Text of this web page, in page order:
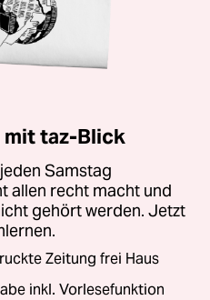
mit taz-Blick
Samstag
allen recht macht und
gehört werden. Jetzt
Zeitung frei Haus
inkl. Vorlesefunktion